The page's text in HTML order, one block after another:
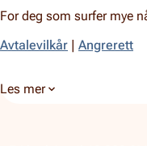
For deg som surfer mye
Avtalevilkår | Angrerett
Les mer